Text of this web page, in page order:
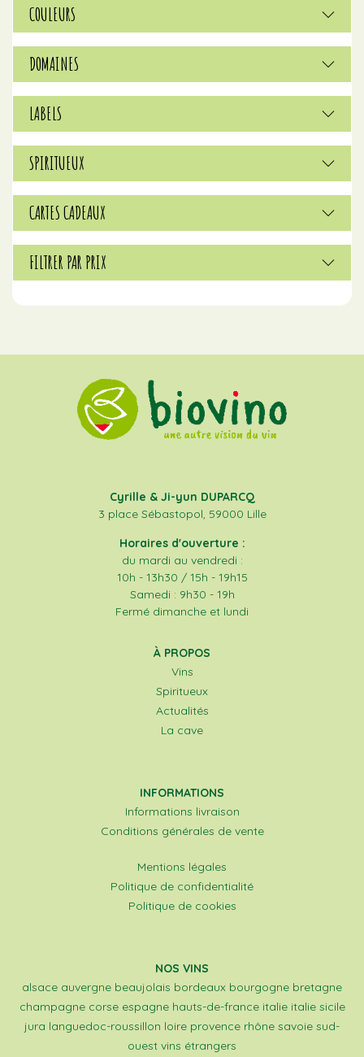
COULEURS
DOMAINES
LABELS
SPIRITUEUX
CARTES CADEAUX
FILTRER PAR PRIX
Cyrille & Ji-yun DUPARCQ
3 place Sébastopol, 59000 Lille
Horaires d'ouverture :
du mardi au vendredi :
10h - 13h30 / 15h - 19h15
Samedi : 9h30 - 19h
Fermé dimanche et lundi
À PROPOS
Vins
Spiritueux
Actualités
La cave
INFORMATIONS
Informations livraison
Conditions générales de vente
Mentions légales
Politique de confidentialité
Politique de cookies
NOS VINS
alsace auvergne beaujolais bordeaux bourgogne bretagne
champagne corse espagne hauts-de-france italie italie sicile
jura languedoc-roussillon loire provence rhône savoie sud-
ouest vins étrangers